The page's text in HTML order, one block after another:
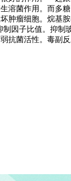
溶菌作用。而多
肿瘤细胞。烷基
因子比值。抑
抗菌活性。毒副